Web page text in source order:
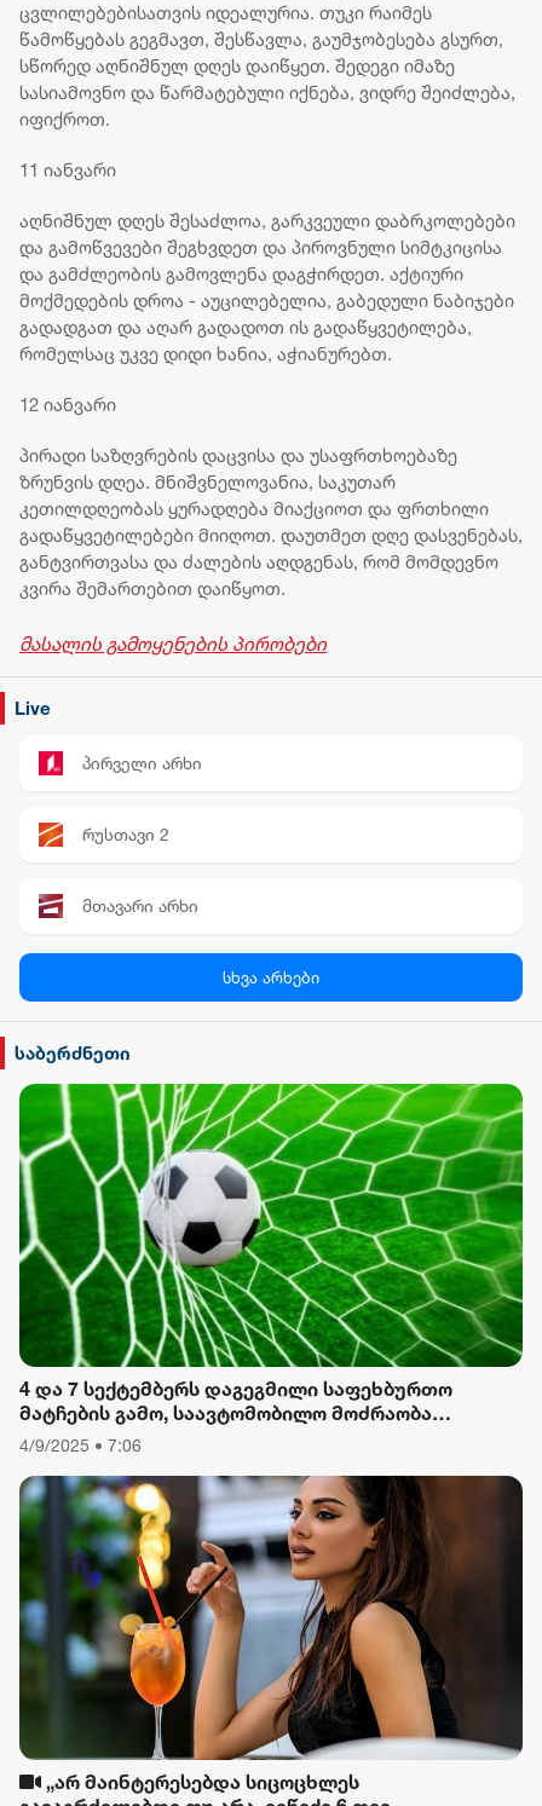
ცვლილებებისათვის იდეალურია. თუკი რაიმეს
წამოწყებას გეგმავთ, შესწავლა, გაუმჯობესება გსურთ,
სწორედ აღნიშნულ დღეს დაიწყეთ. შედეგი იმაზე
სასიამოვნო და წარმატებული იქნება, ვიდრე შეიძლება,
იფიქროთ.
11 იანვარი
აღნიშნულ დღეს შესაძლოა, გარკვეული დაბრკოლებები
და გამოწვევები შეგხვდეთ და პიროვნული სიმტკიცისა
და გამძლეობის გამოვლენა დაგჭირდეთ. აქტიური
მოქმედების დროა - აუცილებელია, გაბედული ნაბიჯები
გადადგათ და აღარ გადადოთ ის გადაწყვეტილება,
რომელსაც უკვე დიდი ხანია, აჭიანურებთ.
12 იანვარი
პირადი საზღვრების დაცვისა და უსაფრთხოებაზე
ზრუნვის დღეა. მნიშვნელოვანია, საკუთარ
კეთილდღეობას ყურადღება მიაქციოთ და ფრთხილი
გადაწყვეტილებები მიიღოთ. დაუთმეთ დღე დასვენებას,
განტვირთვასა და ძალების აღდგენას, რომ მომდევნო
კვირა შემართებით დაიწყოთ.
მასალის გამოყენების პირობები
Live
პირველი არხი
რუსთავი 2
მთავარი არხი
სილქ უნივერსალი
TV პირველი
ფორმულა
რიონი
სხვა არხები
საბერძნეთი
4 და 7 სექტემბერს დაგეგმილი საფეხბურთო
მატჩების გამო, საავტომობილო მოძრაობა
შეიზღუდება
4/9/2025 • 7:06
„არ მაინტერესებდა სიცოცხლეს